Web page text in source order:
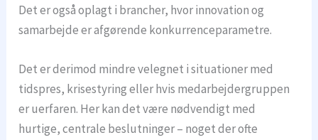
Det er også oplagt i brancher, hvor innovation og
samarbejde er afgørende konkurrenceparametre.
Det er derimod mindre velegnet i situationer med
tidspres, krisestyring eller hvis medarbejdergruppen
er uerfaren. Her kan det være nødvendigt med
hurtige, centrale beslutninger – noget der ofte